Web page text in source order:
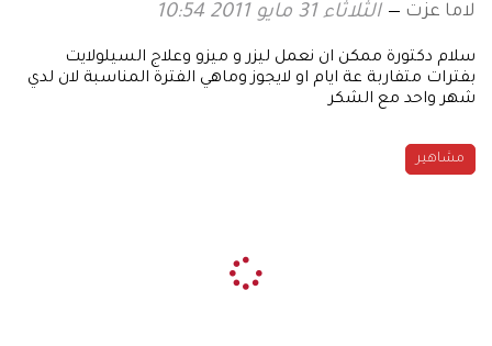
لاما عزت الثلاثاء 31 مايو 2011 10:54
سلام دكتورة ممكن ان نعمل ليزر و ميزو وعلاج السيلولايت
بفترات متفاربة عة ايام او لايجوز وماهي الفترة المناسبة لان لدي
شهر واحد مع الشكر
مشاهير